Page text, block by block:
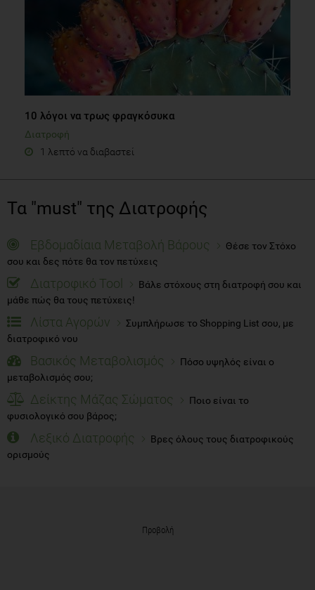
10 λόγοι να τρως φραγκόσυκα
Διατροφή
1 λεπτό να διαβαστεί
Τα "must" της Διατροφής
Εβδομαδίαια Μεταβολή Βάρους
Θέσε τον Στόχο
σου και δες πότε θα τον πετύχεις
Διατροφικό Tool
Βάλε στόχους στη διατροφή σου και
μάθε πώς θα τους πετύχεις!
Λίστα Αγορών
Συμπλήρωσε το Shopping List σου, με
διατροφικό νου
Βασικός Μεταβολισμός
Πόσο υψηλός είναι ο
μεταβολισμός σου;
Δείκτης Μάζας Σώματος
Ποιο είναι το
φυσιολογικό σου βάρος;
Λεξικό Διατροφής
Βρες όλους τους διατροφικούς
ορισμούς
Προβολή